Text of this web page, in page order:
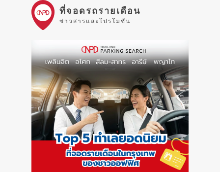
ที่จอดรถรายเดือน
ข่าวสารและโปรโมชัน